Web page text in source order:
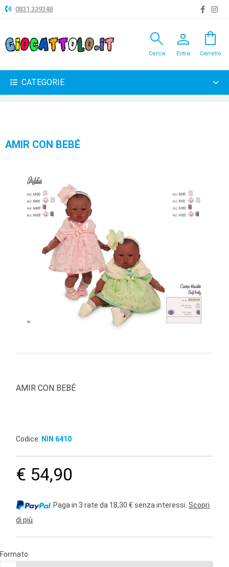
ANIMALI
BAMBOLE
GIOCHI
PELUCHE-
GADGET
VALIGERIA-
0831 339348
search
Cerca
person
Entra
shopping_bag
Carrello
CATEGORIE
AMIR CON BEBÉ
AMIR CON BEBÉ
Codice: NIN 6410
€ 54,90
Paga in 3 rate da 18,30 € senza interessi.Scopri
di più
Formato